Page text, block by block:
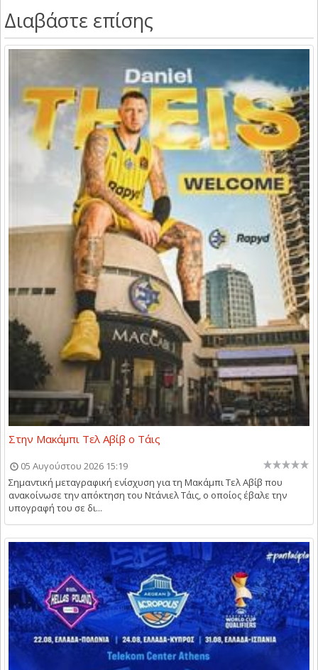
Διαβάστε επίσης
Στην Μακάμπι Τελ Αβίβ ο Τάις
05 Αυγούστου 2026 15:19
Σημαντική μεταγραφική ενίσχυση για τη Μακάμπι Τελ Αβίβ που
ανακοίνωσε την απόκτηση του Ντάνιελ Τάις, ο οποίος έβαλε την
υπογραφή του σε δι...